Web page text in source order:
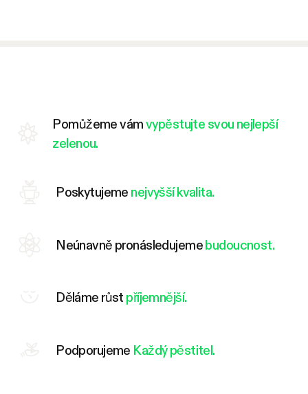
Pomůžeme vámvypěstujte svou nejlepší
zelenou.
Poskytujeme nejvyšší kvalita.
Neúnavně pronásledujemebudoucnost.
Děláme růst příjemnější.
Podporujeme Každý pěstitel.